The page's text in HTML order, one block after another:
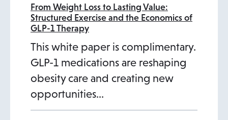
s
i
a
n
e
w
From Weight Loss to Lasting Value:
Structured Exercise and the Economics of
GLP-1 Therapy
This white paper is complimentary.
GLP-1 medications are reshaping
obesity care and creating new
opportunities…